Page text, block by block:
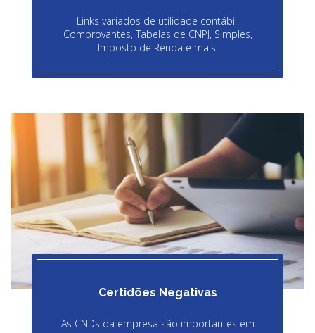
Links variados de utilidade contábil.
Comprovantes, Tabelas de CNPJ, Simples,
Imposto de Renda e mais.
Certidões Negativas
As CNDs da empresa são importantes em